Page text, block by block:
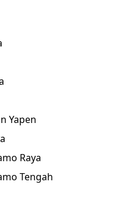
Yapen
Raya
Tengah